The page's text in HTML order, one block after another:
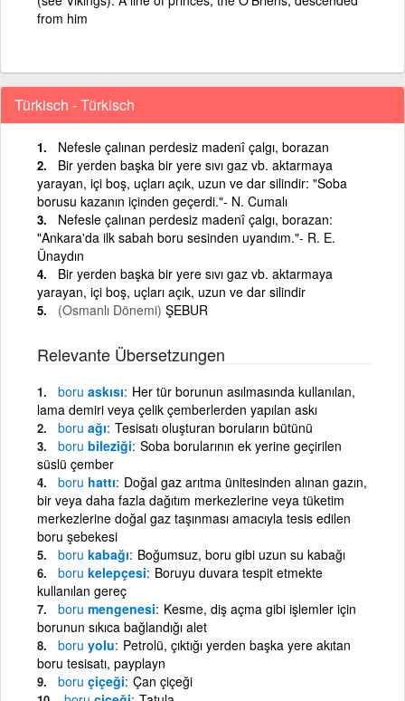
from him
Türkisch - Türkisch
Nefesle çalınan perdesiz madenî çalgı, borazan
Bir yerden başka bir yere sıvı gaz vb. aktarmaya
yarayan, içi boş, uçları açık, uzun ve dar silindir: "Soba
borusu kazanın içinden geçerdi."- N. Cumalı
Nefesle çalınan perdesiz madenî çalgı, borazan:
"Ankara'da ilk sabah boru sesinden uyandım."- R. E.
Ünaydın
Bir yerden başka bir yere sıvı gaz vb. aktarmaya
yarayan, içi boş, uçları açık, uzun ve dar silindir
(Osmanlı Dönemi) ŞEBUR
Relevante Übersetzungen
boru askısı Her tür borunun asılmasında kullanılan,
lama demiri veya çelik çemberlerden yapılan askı
boru ağı Tesisatı oluşturan boruların bütünü
boru bileziği Soba borularının ek yerine geçirilen
süslü çember
boru hattı Doğal gaz arıtma ünitesinden alınan gazın,
bir veya daha fazla dağıtım merkezlerine veya tüketim
merkezlerine doğal gaz taşınması amacıyla tesis edilen
boru şebekesi
boru kabağı Boğumsuz, boru gibi uzun su kabağı
boru kelepçesi Boruyu duvara tespit etmekte
kullanılan gereç
boru mengenesi Kesme, diş açma gibi işlemler için
borunun sıkıca bağlandığı alet
boru yolu Petrolü, çıktığı yerden başka yere akıtan
boru tesisatı, payplayn
boru çiçeği Çan çiçeği